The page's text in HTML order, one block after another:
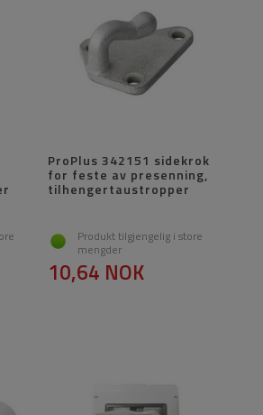
ProPlus 342151 sidekrok
for feste av presenning,
tilhengertaustropper
Produkt tilgjengelig i store
mengder
10,64 NOK